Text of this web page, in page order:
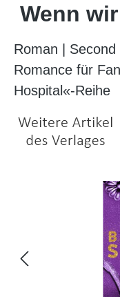
Wenn
Roman |
Romance für
Hospital«-Reihe
Bildergalerie